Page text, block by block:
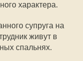
характера.
супруга на
живут в
спальнях.